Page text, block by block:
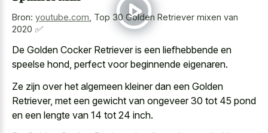
Bron: youtube.com Top 30 Golden Retriever mixen van
2020 ✅
De Golden Cocker Retriever is een liefhebbende en
speelse hond, perfect voor beginnende eigenaren.
Ze zijn over het algemeen kleiner dan een Golden
Retriever, met een gewicht van ongeveer 30 tot 45 pond
en een lengte van 14 tot 24 inch.